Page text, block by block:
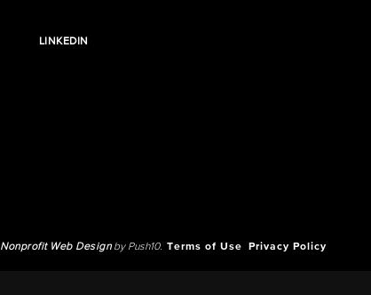
LINKEDIN
Nonprofit Web Designby Push10. Terms of Use Privacy Policy